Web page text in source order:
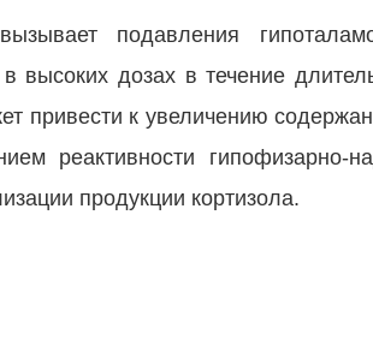
подавления
высоких дозах в течение
привести к увеличению
реактивности гипофизарно-
продукции кортизола.